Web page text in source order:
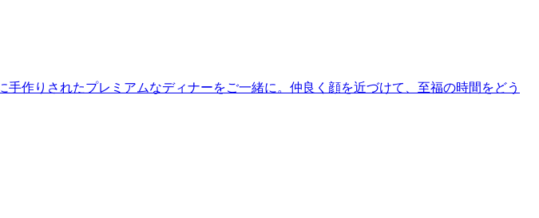
作りされたプレミアムなディナーをご一緒に。仲良く顔を近づけて、至福の時間をどう